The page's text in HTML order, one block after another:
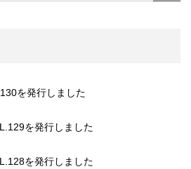
を発行しました
を発行しました
を発行しました